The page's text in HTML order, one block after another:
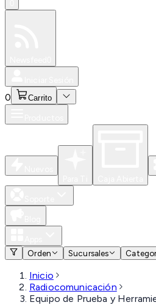
0 Carrito
Orden
Sucursales
Inicio
Radiocomunicación
Equipo de Prueba y